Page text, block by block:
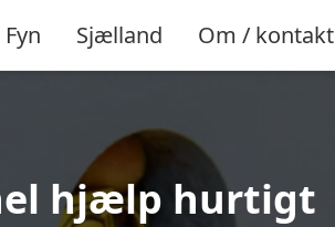
Fyn Sjælland Om / kontakt
hjælp hurtigt